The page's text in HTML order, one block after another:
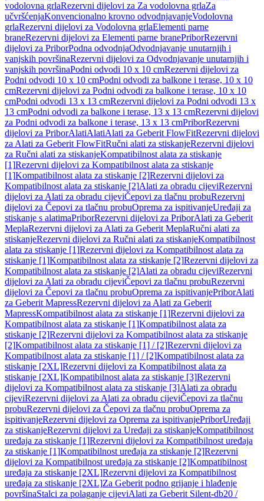
vodolovna grlaRezervni dijelovi za Za vodolovna grlaZa
učvršćenjaKonvencionalno krovno odvodnjavanjeVodolovna
grlaRezervni dijelovi za Vodolovna grlaElementi parne
braneRezervni dijelovi za Elementi parne branePriborRezervni
dijelovi za PriborPodna odvodnjaOdvodnjavanje unutarnjih i
vanjskih površinaRezervni dijelovi za Odvodnjavanje unutarnjih i
vanjskih površinaPodni odvodi 10 x 10 cmRezervni dijelovi za
Podni odvodi 10 x 10 cmPodni odvodi za balkone i terase, 10 x 10
cmRezervni dijelovi za Podni odvodi za balkone i terase, 10 x 10
cmPodni odvodi 13 x 13 cmRezervni dijelovi za Podni odvodi 13 x
13 cmPodni odvodi za balkone i terase, 13 x 13 cmRezervni dijelovi
za Podni odvodi za balkone i terase, 13 x 13 cmPriborRezervni
dijelovi za PriborAlatiAlatiAlati za Geberit FlowFitRezervni dijelovi
za Alati za Geberit FlowFitRučni alati za stiskanjeRezervni dijelovi
za Ručni alati za stiskanjeKompatibilnost alata za stiskanje
[1]Rezervni dijelovi za Kompatibilnost alata za stiskanje
[1]Kompatibilnost alata za stiskanje [2]Rezervni dijelovi za
Kompatibilnost alata za stiskanje [2]Alati za obradu cijeviRezervni
dijelovi za Alati za obradu cijeviČepovi za tlačnu probuRezervni
dijelovi za Čepovi za tlačnu probuOprema za ispitivanjeUređaji za
stiskanje s alatimaPriborRezervni dijelovi za PriborAlati za Geberit
MeplaRezervni dijelovi za Alati za Geberit MeplaRučni alati za
stiskanjeRezervni dijelovi za Ručni alati za stiskanjeKompatibilnost
alata za stiskanje [1]Rezervni dijelovi za Kompatibilnost alata za
stiskanje [1]Kompatibilnost alata za stiskanje [2]Rezervni dijelovi za
Kompatibilnost alata za stiskanje [2]Alati za obradu cijeviRezervni
dijelovi za Alati za obradu cijeviČepovi za tlačnu probuRezervni
dijelovi za Čepovi za tlačnu probuOprema za ispitivanjePriborAlati
za Geberit MapressRezervni dijelovi za Alati za Geberit
MapressKompatibilnost alata za stiskanje [1]Rezervni dijelovi za
Kompatibilnost alata za stiskanje [1]Kompatibilnost alata za
stiskanje [2]Rezervni dijelovi za Kompatibilnost alata za stiskanje
[2]Kompatibilnost alata za stiskanje [1] / [2]Rezervni dijelovi za
Kompatibilnost alata za stiskanje [1] / [2]Kompatibilnost alata za
stiskanje [2XL]Rezervni dijelovi za Kompatibilnost alata za
stiskanje [2XL]Kompatibilnost alata za stiskanje [3]Rezervni
dijelovi za Kompatibilnost alata za stiskanje [3]Alati za obradu
cijeviRezervni dijelovi za Alati za obradu cijeviČepovi za tlačnu
probuRezervni dijelovi za Čepovi za tlačnu probuOprema za
ispitivanjeRezervni dijelovi za Oprema za ispitivanjePriborUređaji
za stiskanjeRezervni dijelovi za Uređaji za stiskanjeKompatibilnost
uređaja za stiskanje [1]Rezervni dijelovi za Kompatibilnost uređaja
za stiskanje [1]Kompatibilnost uređaja za stiskanje [2]Rezervni
dijelovi za Kompatibilnost uređaja za stiskanje [2]Kompatibilnost
uređaja za stiskanje [2XL]Rezervni dijelovi za Kompatibilnost
uređaja za stiskanje [2XL]Za Geberit podno grijanje i hlađenje
površinaStalci za polaganje cijeviAlati za Geberit Silent-db20 /